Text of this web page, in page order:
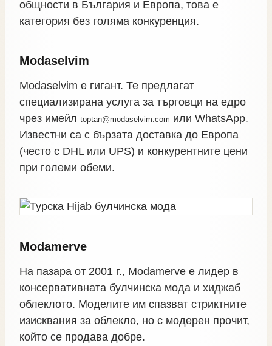
общности в България и Европа, това е
категория без голяма конкуренция.
Modaselvim
Modaselvim е гигант. Те предлагат
специализирана услуга за търговци на едро
чрез имейл toptan@modaselvim.com или WhatsApp.
Известни са с бързата доставка до Европа
(често с DHL или UPS) и конкурентните цени
при големи обеми.
Modamerve
На пазара от 2001 г., Modamerve е лидер в
консервативната булчинска мода и хиджаб
облеклото. Моделите им спазват стриктните
изисквания за облекло, но с модерен прочит,
който се продава добре.